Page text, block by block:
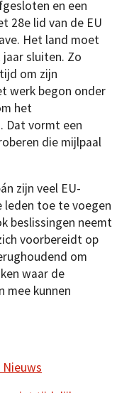
en een
28e lid van de EU
Het land moet
sluiten. Zo
om zijn
werk begon onder
het
Dat vormt een
die mijlpaal
zijn veel EU-
leden toe te voegen
beslissingen neemt
voorbereidt op
om
waar de
mee kunnen